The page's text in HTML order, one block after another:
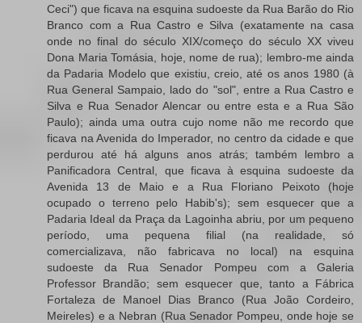
Ceci") que ficava na esquina sudoeste da Rua Barão do Rio
Branco com a Rua Castro e Silva (exatamente na casa
onde no final do século XIX/começo do século XX viveu
Dona Maria Tomásia, hoje, nome de rua); lembro-me ainda
da Padaria Modelo que existiu, creio, até os anos 1980 (à
Rua General Sampaio, lado do "sol", entre a Rua Castro e
Silva e Rua Senador Alencar ou entre esta e a Rua São
Paulo); ainda uma outra cujo nome não me recordo que
ficava na Avenida do Imperador, no centro da cidade e que
perdurou até há alguns anos atrás; também lembro a
Panificadora Central, que ficava à esquina sudoeste da
Avenida 13 de Maio e a Rua Floriano Peixoto (hoje
ocupado o terreno pelo Habib's); sem esquecer que a
Padaria Ideal da Praça da Lagoinha abriu, por um pequeno
período, uma pequena filial (na realidade, só
comercializava, não fabricava no local) na esquina
sudoeste da Rua Senador Pompeu com a Galeria
Professor Brandão; sem esquecer que, tanto a Fábrica
Fortaleza de Manoel Dias Branco (Rua João Cordeiro,
Meireles) e a Nebran (Rua Senador Pompeu, onde hoje se